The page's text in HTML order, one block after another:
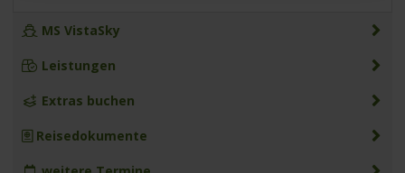
MS VistaSky
Leistungen
Extras buchen
Reisedokumente